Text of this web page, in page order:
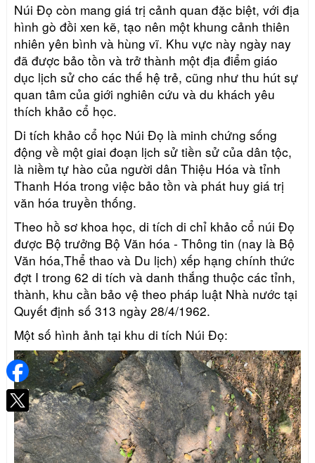
Núi Đọ còn mang giá trị cảnh quan đặc biệt, với địa
hình gò đồi xen kẽ, tạo nên một khung cảnh thiên
nhiên yên bình và hùng vĩ. Khu vực này ngày nay
đã được bảo tồn và trở thành một địa điểm giáo
dục lịch sử cho các thế hệ trẻ, cũng như thu hút sự
quan tâm của giới nghiên cứu và du khách yêu
thích khảo cổ học.
Di tích khảo cổ học Núi Đọ là minh chứng sống
động về một giai đoạn lịch sử tiền sử của dân tộc,
là niềm tự hào của người dân Thiệu Hóa và tỉnh
Thanh Hóa trong việc bảo tồn và phát huy giá trị
văn hóa truyền thống.
Theo hồ sơ khoa học, di tích di chỉ khảo cổ núi Đọ
được Bộ trưởng Bộ Văn hóa - Thông tin (nay là Bộ
Văn hóa,Thể thao và Du lịch) xếp hạng chính thức
đợt I trong 62 di tích và danh thắng thuộc các tỉnh,
thành, khu cần bảo vệ theo pháp luật Nhà nước tại
Quyết định số 313 ngày 28/4/1962.
Một số hình ảnh tại khu di tích Núi Đọ: